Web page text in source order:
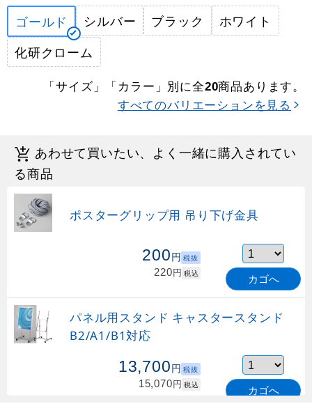
ゴールド シルバー ブラック
ホワイト
化研クローム
「サイズ」「カラー」別に全20商品あります。
すべてのバリエーションを見る
あわせて買いたい、よく一緒に購入されてい
る商品
ポスターグリップ用 吊り下げ金具
200円 税抜
220円 税込 カゴへ
パネル用スタンド キャスタースタンド
B2/A1/B1対応
13,700円 税抜
15,070円 税込 カゴへ